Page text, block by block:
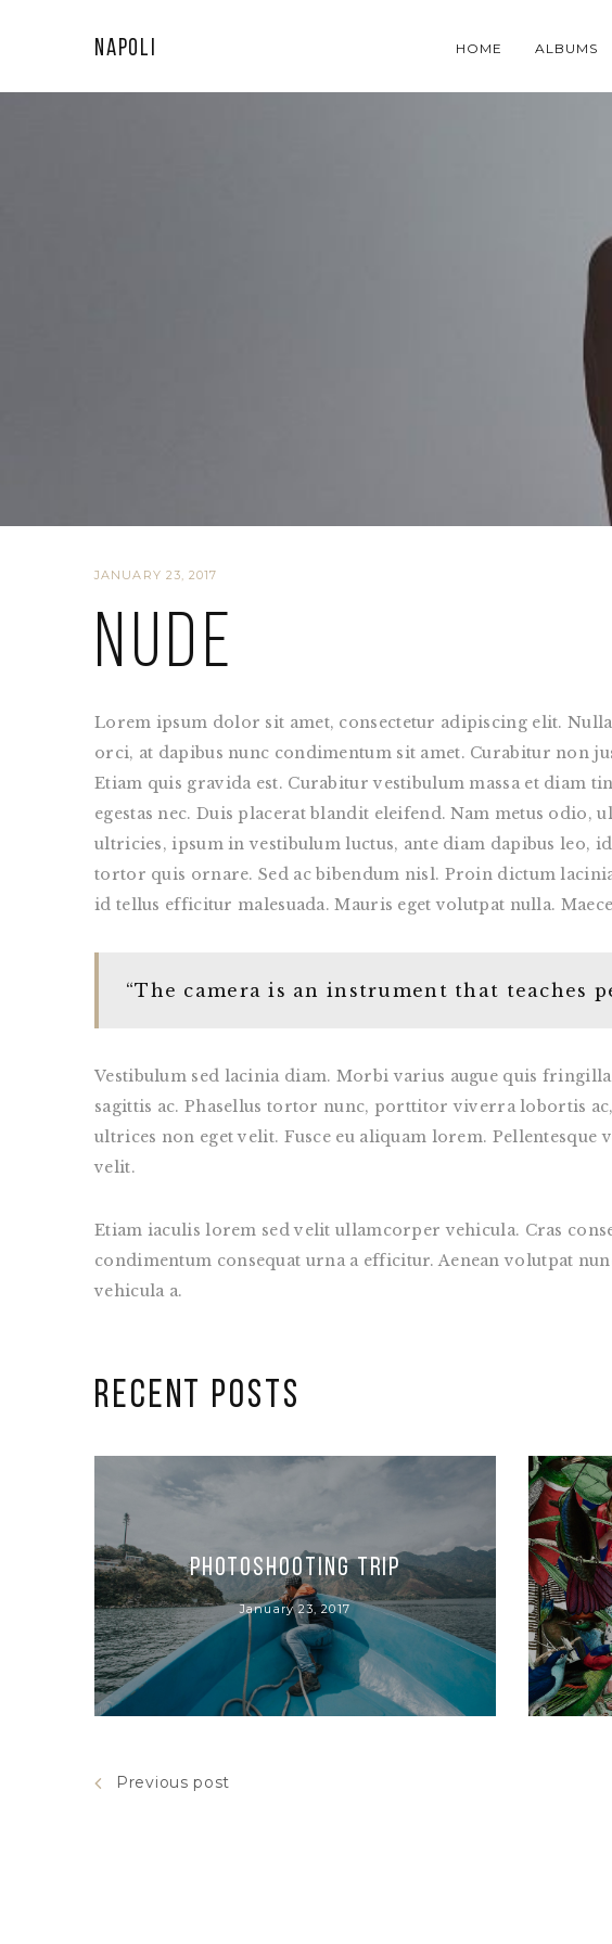
Napoli HOME ALBUMS
JANUARY 23, 2017
Nude
Lorem ipsum dolor sit amet, consectetur adipiscing elit.
orci, at dapibus nunc condimentum sit amet. Curabitur non
Etiam quis gravida est. Curabitur vestibulum massa et
egestas nec. Duis placerat blandit eleifend. Nam metus odio,
ultricies, ipsum in vestibulum luctus, ante diam dapibus leo,
tortor quis ornare. Sed ac bibendum nisl. Proin dictum
id tellus efficitur malesuada. Mauris eget volutpat nulla.
“The camera is an instrument that teaches
Vestibulum sed lacinia diam. Morbi varius augue quis
sagittis ac. Phasellus tortor nunc, porttitor viverra lobortis
ultrices non eget velit. Fusce eu aliquam lorem.
velit.
Etiam iaculis lorem sed velit ullamcorper vehicula. Cras
condimentum consequat urna a efficitur. Aenean volutpat
vehicula a.
RECENT POSTS
Photoshooting Trip
January 23, 2017
Previous post